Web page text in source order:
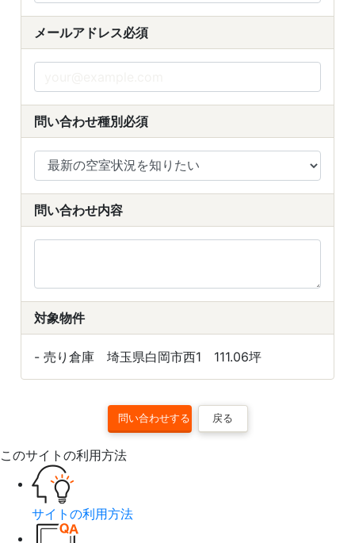
メールアドレス必須
問い合わせ種別 必須
問い合わせ内容
対象物件
- 売り倉庫 埼玉県白岡市西1 111.06坪
戻る
このサイトの利用方法
サイトの利用方法